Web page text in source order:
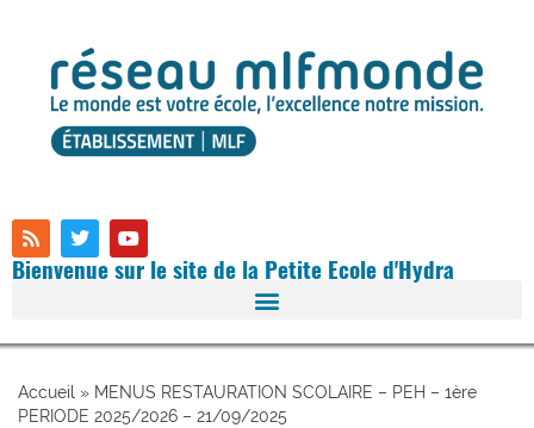
Bienvenue sur le site de la Petite Ecole d'Hydra
Accueil » MENUS RESTAURATION SCOLAIRE – PEH – 1ère
PERIODE 2025/2026 – 21/09/2025